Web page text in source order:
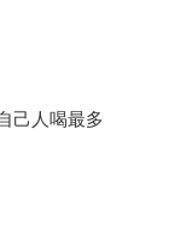
己人喝最多